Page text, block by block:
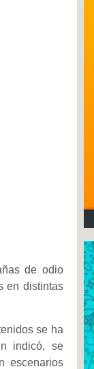
de odio
en distintas
se ha
indicó, se
escenarios